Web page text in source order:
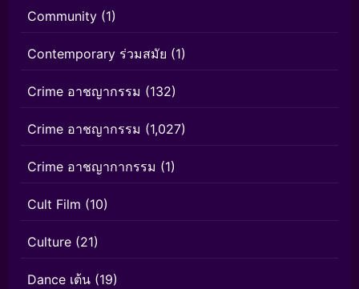
Community (1)
Contemporary ร่วมสมัย (1)
Crime อาชญากรรม (132)
Crime อาชญากรรม (1,027)
Crime อาชญากากรรม (1)
Cult Film (10)
Culture (21)
Dance เต้น (19)